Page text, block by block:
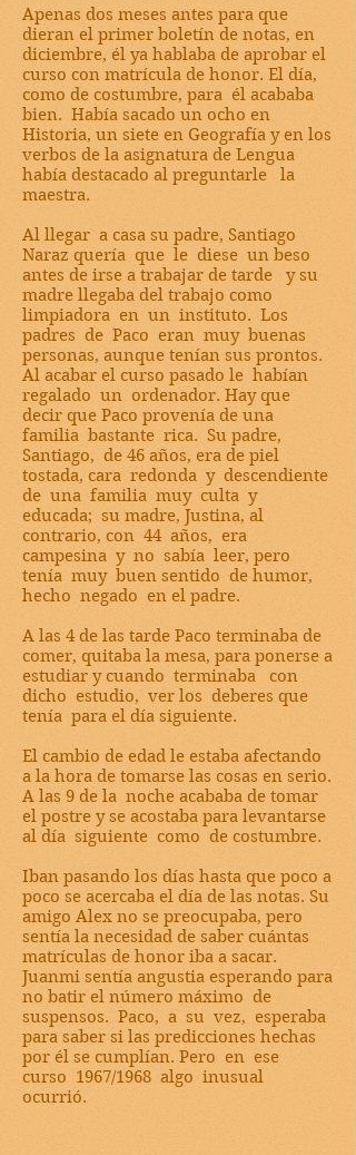
Apenas dos meses antes para que
dieran el primer boletín de notas, en
diciembre, él ya hablaba de aprobar el
curso con matrícula de honor. El día,
como de costumbre, para él acababa
bien. Había sacado un ocho en
Historia, un siete en Geografía y en los
verbos de la asignatura de Lengua
había destacado al preguntarle la
maestra.
Al llegar a casa su padre, Santiago
Naraz quería que le diese un beso
antes de irse a trabajar de tarde y su
madre llegaba del trabajo como
limpiadora en un instituto. Los
padres de Paco eran muy buenas
personas, aunque tenían sus prontos.
Al acabar el curso pasado le habían
regalado un ordenador. Hay que
decir que Paco provenía de una
familia bastante rica. Su padre,
Santiago, de 46 años, era de piel
tostada, cara redonda y descendiente
de una familia muy culta y
educada; su madre, Justina, al
contrario, con 44 años, era
campesina y no sabía leer, pero
tenía muy buen sentido de humor,
hecho negado en el padre.
A las 4 de las tarde Paco terminaba de
comer, quitaba la mesa, para ponerse a
estudiar y cuando terminaba con
dicho estudio, ver los deberes que
tenía para el día siguiente.
El cambio de edad le estaba afectando
a la hora de tomarse las cosas en serio.
A las 9 de la noche acababa de tomar
el postre y se acostaba para levantarse
al día siguiente como de costumbre.
Iban pasando los días hasta que poco a
poco se acercaba el día de las notas. Su
amigo Alex no se preocupaba, pero
sentía la necesidad de saber cuántas
matrículas de honor iba a sacar.
Juanmi sentía angustia esperando para
no batir el número máximo de
suspensos. Paco, a su vez, esperaba
para saber si las predicciones hechas
por él se cumplían. Pero en ese
curso 1967/1968 algo inusual
ocurrió.